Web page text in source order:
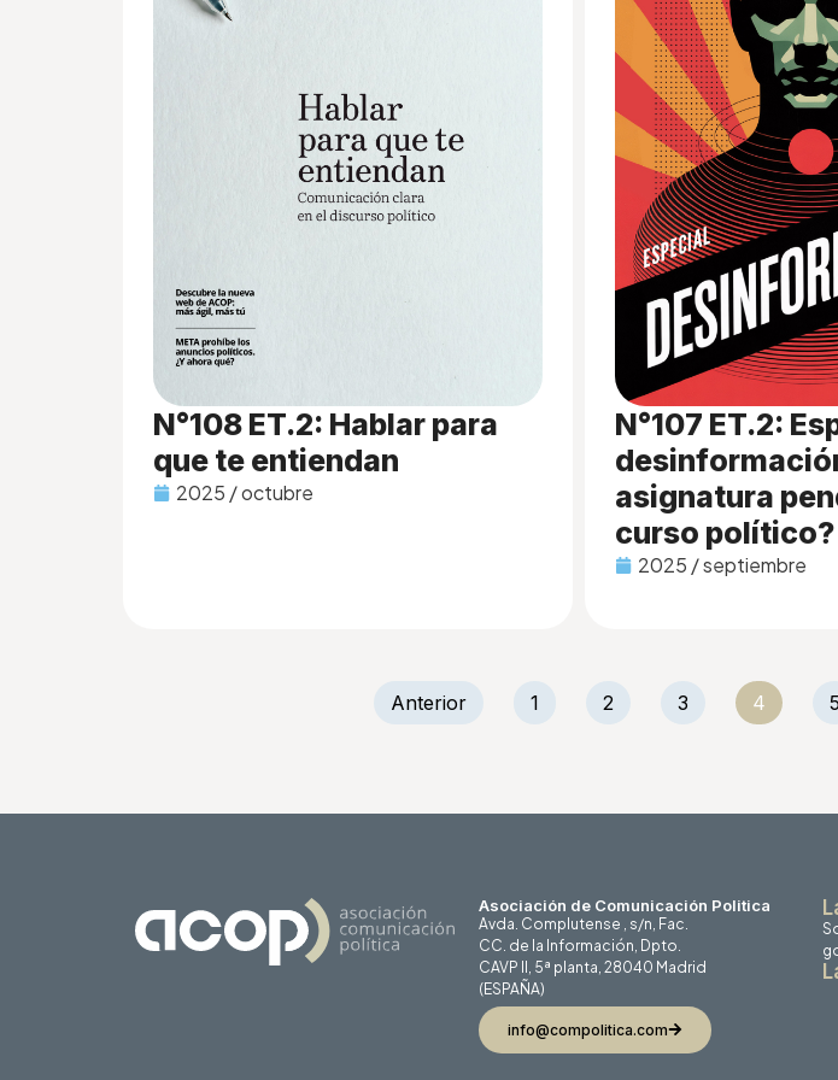
N°108 ET.2: Hablar para
que te entiendan
2025 / octubre
N°107 ET.2:
asignatura
curso político?
2025 / septiembre
Anterior 1 2 3 4 5
Asociación de Comunicación Politica
Avda. Complutense , s/n, Fac.
CC. de la Información, Dpto.
CAVP II, 5ª planta, 28040 Madrid
(ESPAÑA)
info@compolitica.com